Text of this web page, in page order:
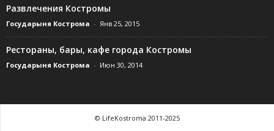
Развлечения Костромы
Государыня Кострома - Янв 25, 2015
Рестораны, бары, кафе города Костромы
Государыня Кострома - Июн 30, 2014
© LifeKostroma 2011-2025